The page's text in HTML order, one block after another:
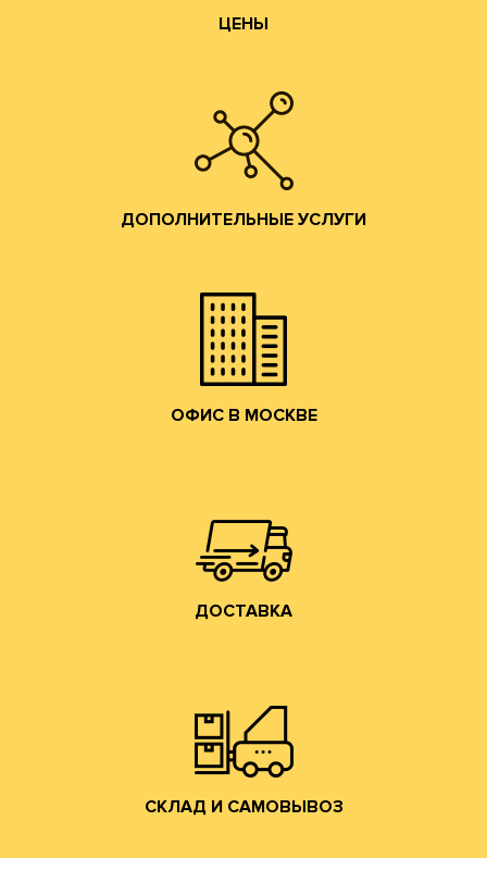
ЦЕНЫ
ДОПОЛНИТЕЛЬНЫЕ УСЛУГИ
ДОПОЛНИТЕЛЬНЫЕ УСЛУГИ
Разработка конструкций;
Изготовление штанц-форм;
ОФИС В МОСКВЕ
ОФИС В МОСКВЕ
Мы приглашаем действующих и потенциальных
привлекательные условия сотрудничества.
помощь по всем вопросам производства гофротары.
ДОСТАВКА
ДОСТАВКА
СКЛАД И САМОВЫВОЗ
СКЛАД И САМОВЫВОЗ